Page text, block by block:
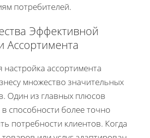
потребителей.
Эффективной
Ассортимента
ассортимента
множество значительных
Один из главных плюсов
способности более точно
потребности клиентов. Когда